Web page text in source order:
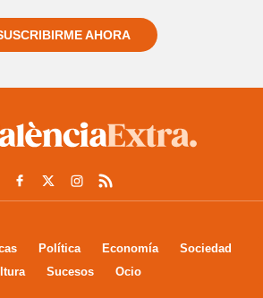
AHORA
Política Economía
Sociedad
Sucesos Ocio